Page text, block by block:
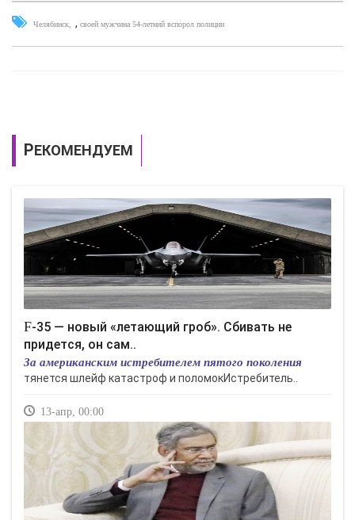
Челябинск , своей мужчина 54-летний вспорол полиции
РЕКОМЕНДУЕМ
F-35 — новый «летающий гроб». Сбивать не
придется, он сам..
За американским истребителем пятого поколения
тянется шлейф катастроф и поломокИстребитель..
13-апр, 00:00